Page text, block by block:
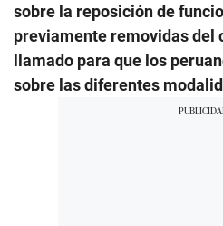
sobre la reposición de
previamente removidas del
llamado para que los
sobre las diferentes